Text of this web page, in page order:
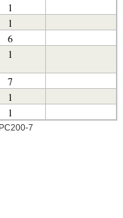
1
1
6
1
7
1
1